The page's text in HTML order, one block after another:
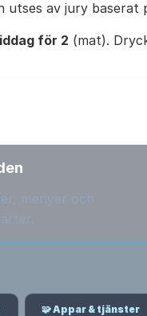
utses av jury baserat
för 2 (mat).
🧩 Appar & tjänster